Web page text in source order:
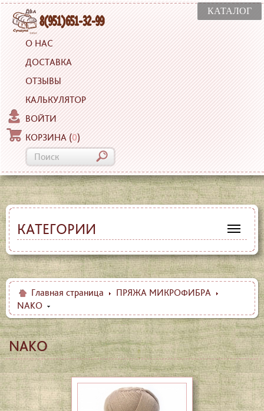
КАТАЛОГ
О НАС
ДОСТАВКА
ОТЗЫВЫ
КАЛЬКУЛЯТОР
ВОЙТИ
КОРЗИНА (0)
КАТЕГОРИИ
Главная страница
ПРЯЖА МИКРОФИБРА
NAKO
NAKO